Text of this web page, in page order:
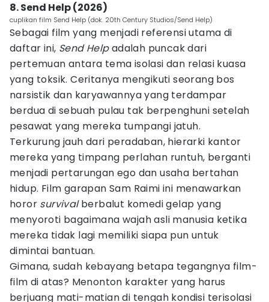
8. Send Help (2026)
cuplikan film Send Help (dok. 20th Century Studios/Send Help)
Sebagai film yang menjadi referensi utama di
daftar ini, Send Helpadalah puncak dari
pertemuan antara tema isolasi dan relasi kuasa
yang toksik. Ceritanya mengikuti seorang bos
narsistik dan karyawannya yang terdampar
berdua di sebuah pulau tak berpenghuni setelah
pesawat yang mereka tumpangi jatuh.
Terkurung jauh dari peradaban, hierarki kantor
mereka yang timpang perlahan runtuh, berganti
menjadi pertarungan ego dan usaha bertahan
hidup. Film garapan Sam Raimi ini menawarkan
horor survivalberbalut komedi gelap yang
menyoroti bagaimana wajah asli manusia ketika
mereka tidak lagi memiliki siapa pun untuk
dimintai bantuan.
Gimana, sudah kebayang betapa tegangnya film-
film di atas? Menonton karakter yang harus
berjuang mati-matian di tengah kondisi terisolasi